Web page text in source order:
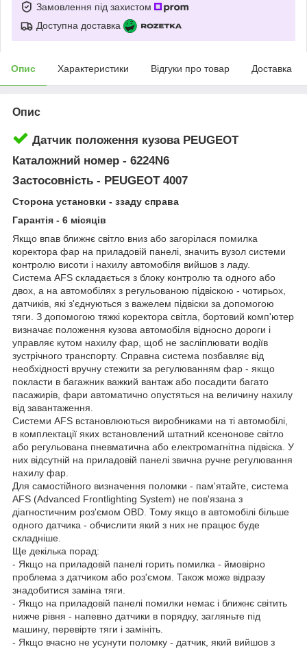
Замовлення під захистом
Доступна доставка
Опис Характеристики Відгуки про товар Доставка
Опис
Датчик положення кузова PEUGEOT
Каталожний номер - 6224N6
Застосовність - PEUGEOT 4007
Сторона установки - ззаду справа
Гарантія - 6 місяців
Якщо впав ближнє світло вниз або загорілася помилка
коректора фар на приладовій панелі, значить вузол системи
контролю висоти і нахилу автомобіля вийшов з ладу.
Система AFS складається з блоку контролю та одного або
двох, а на автомобілях з регульованою підвіскою - чотирьох,
датчиків, які з'єднуються з важелем підвіски за допомогою
тяги. З допомогою тяжкі коректора світла, бортовий комп'ютер
визначає положення кузова автомобіля відносно дороги і
управляє кутом нахилу фар, щоб не засліплювати водіїв
зустрічного транспорту. Справна система позбавляє від
необхідності вручну стежити за регулюванням фар - якщо
покласти в багажник важкий вантаж або посадити багато
пасажирів, фари автоматично опустяться на величину нахилу
від завантаження.
Системи AFS встановлюються виробниками на ті автомобілі,
в комплектації яких встановлений штатний ксенонове світло
або регульована пневматична або електромагнітна підвіска. У
них відсутній на приладовій панелі звична ручне регулювання
нахилу фар.
Для самостійного визначення поломки - пам'ятайте, система
AFS (Advanced Frontlighting System) не пов'язана з
діагностичним роз'ємом OBD. Тому якщо в автомобілі більше
одного датчика - обчислити який з них не працює буде
складніше.
Ще декілька порад:
- Якщо на приладовій панелі горить помилка - ймовірно
проблема з датчиком або роз'ємом. Також може відразу
знадобитися заміна тяги.
- Якщо на приладовій панелі помилки немає і ближнє світить
нижче рівня - напевно датчики в порядку, загляньте під
машину, перевірте тяги і замініть.
- Якщо вчасно не усунути поломку - датчик, який вийшов з